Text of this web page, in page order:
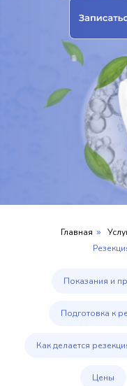
Главная »
Показания и
Подготовка к
Как делается
Цены